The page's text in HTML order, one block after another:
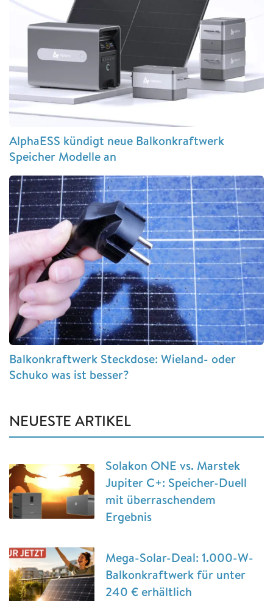
AlphaESS kündigt neue Balkonkraftwerk
Speicher Modelle an
Balkonkraftwerk Steckdose: Wieland- oder
Schuko was ist besser?
NEUESTE ARTIKEL
Solakon ONE vs. Marstek
Jupiter C+: Speicher-Duell
mit überraschendem
Ergebnis
Mega-Solar-Deal: 1.000-W-
Balkonkraftwerk für unter
240 € erhältlich